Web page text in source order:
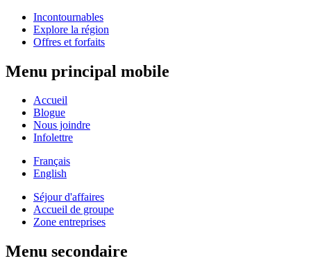
Incontournables
Explore la région
Offres et forfaits
Menu principal mobile
Accueil
Blogue
Nous joindre
Infolettre
Français
English
Séjour d'affaires
Accueil de groupe
Zone entreprises
Menu secondaire